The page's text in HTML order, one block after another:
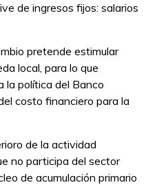
de ingresos fijos: salarios
pretende estimular
local, para lo que
la política del Banco
costo financiero para la
de la actividad
no participa del sector
de acumulación primario